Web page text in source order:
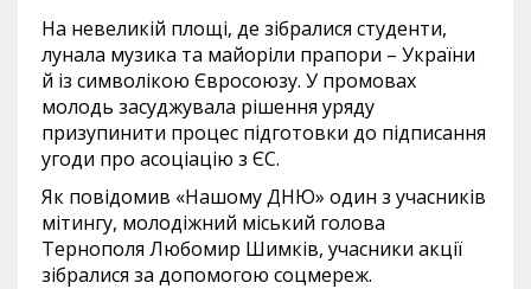
На невеликій площі, де зібралися студенти,
лунала музика та майоріли прапори – України
й із символікою Євросоюзу. У промовах
молодь засуджувала рішення уряду
призупинити процес підготовки до підписання
угоди про асоціацію з ЄС.
Як повідомив «Нашому ДНЮ» один з учасників
мітингу, молодіжний міський голова
Тернополя Любомир Шимків, учасники акції
зібралися за допомогою соцмереж.